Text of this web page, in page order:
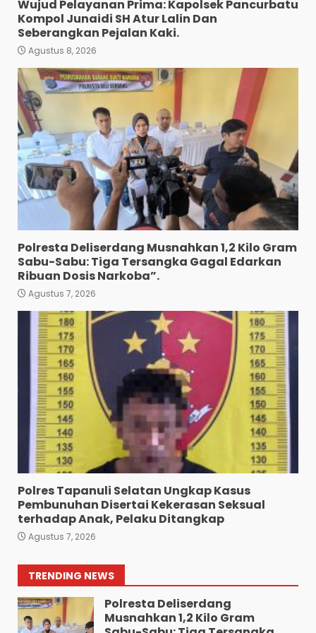
Wujud Pelayanan Prima: Kapolsek Pancurbatu
Kompol Junaidi SH Atur Lalin Dan
Seberangkan Pejalan Kaki.
Agustus 8, 2026
Polresta Deliserdang Musnahkan 1,2 Kilo Gram
Sabu-Sabu: Tiga Tersangka Gagal Edarkan
Ribuan Dosis Narkoba”.
Agustus 7, 2026
Polres Tapanuli Selatan Ungkap Kasus
Pembunuhan Disertai Kekerasan Seksual
terhadap Anak, Pelaku Ditangkap
Agustus 7, 2026
TRENDING NEWS
3
Polres Tapanuli Selatan
Ungkap Kasus Pembunuhan
Disertai Kekerasan Seksual
terhadap Anak, Pelaku
Ditangkap
Agustus 7, 2026
Pewarta Polrestabes Medan
Gelar Jumat Barokah,
Pererat Silaturahmi,
Kokohkan Sinergi Media dan
Kepolisian
5
Bhabinkamtibmas Bersama
Babinsa Ringkus Bandar
Bawa 10 Butir Pil Ekstasi:
Mahasiswa Terpaksa
Nginap Dibalik Jeruji Besi
Polres Pematang Siantar.
Agustus 5, 2026
7
Pengedar 18 Butir Pil Ekstasi
Meringkuk Dibalik Jeruji Besi
Polres Pematang Siantar
1
Wujud Pelayanan Prima:
Kapolsek Pancurbatu
Kaki.
Agustus 8, 2026
Polresta Deliserdang
Musnahkan 1,2 Kilo Gram